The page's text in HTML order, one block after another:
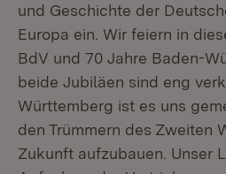
und Geschichte der
Europa ein. Wir feiern in
BdV und 70 Jahre Baden-
beide Jubiläen sind eng
Württemberg ist es uns
den Trümmern des Zweiten
Zukunft aufzubauen. Unser